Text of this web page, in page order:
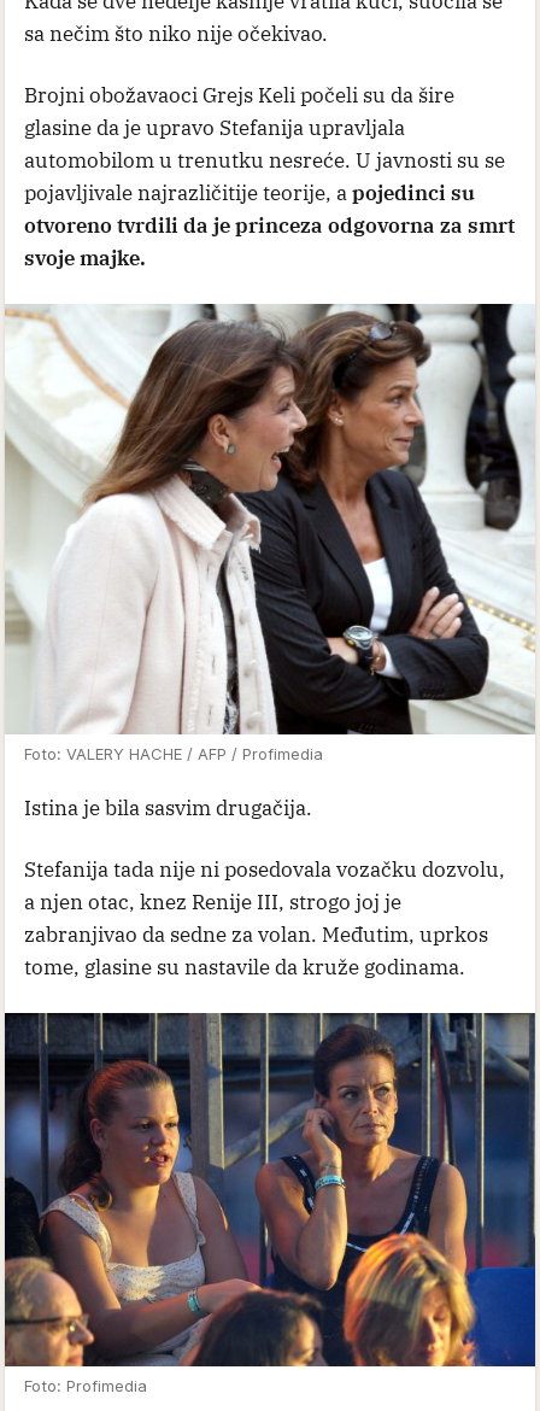
sa nečim što niko nije očekivao.
Brojni obožavaoci Grejs Keli počeli su da šire
glasine da je upravo Stefanija upravljala
automobilom u trenutku nesreće. U javnosti su se
pojavljivale najrazličitije teorije, apojedinci su
otvoreno tvrdili da je princeza odgovorna za smrt
svoje majke.
Foto: VALERY HACHE / AFP / Profimedia
Istina je bila sasvim drugačija.
Stefanija tada nije ni posedovala vozačku dozvolu,
a njen otac, knez Renije III, strogo joj je
zabranjivao da sedne za volan. Međutim, uprkos
tome, glasine su nastavile da kruže godinama.
Foto: Profimedia